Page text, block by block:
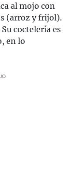
al mojo con
(arroz y frijol).
coctelería es
en lo